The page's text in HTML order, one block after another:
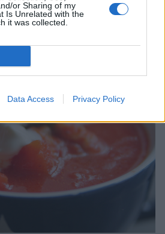
or Sharing of my
Is Unrelated with the
it was collected.
Data Access Privacy Policy